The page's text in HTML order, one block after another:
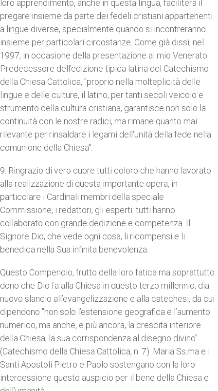
loro apprendimento, anche in questa lingua, faciliterà il
pregare insieme da parte dei fedeli cristiani appartenenti
a lingue diverse, specialmente quando si incontreranno
insieme per particolari circostanze. Come già dissi, nel
1997, in occasione della presentazione al mio Venerato
Predecessore dell’edizione tipica latina del Catechismo
della Chiesa Cattolica, "proprio nella molteplicità delle
lingue e delle culture, il latino, per tanti secoli veicolo e
strumento della cultura cristiana, garantisce non solo la
continuità con le nostre radici, ma rimane quanto mai
rilevante per rinsaldare i legami dell'unità della fede nella
comunione della Chiesa".
9. Ringrazio di vero cuore tutti coloro che hanno lavorato
alla realizzazione di questa importante opera, in
particolare i Cardinali membri della speciale
Commissione, i redattori, gli esperti: tutti hanno
collaborato con grande dedizione e competenza. Il
Signore Dio, che vede ogni cosa, li ricompensi e li
benedica nella Sua infinita benevolenza.
Questo Compendio, frutto della loro fatica ma soprattutto
dono che Dio fa alla Chiesa in questo terzo millennio, dia
nuovo slancio all’evangelizzazione e alla catechesi, da cui
dipendono "non solo l’estensione geografica e l’aumento
numerico, ma anche, e più ancora, la crescita interiore
della Chiesa, la sua corrispondenza al disegno divino"
(Catechismo della Chiesa Cattolica, n. 7). Maria Ss.ma e i
Santi Apostoli Pietro e Paolo sostengano con la loro
intercessione questo auspicio per il bene della Chiesa e